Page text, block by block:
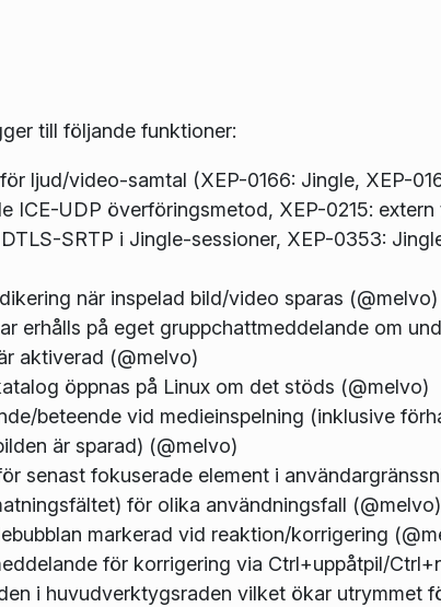
till följande funktioner:
ljud/video-samtal (XEP-0166: Jingle, XEP-
ICE-UDP överföringsmetod, XEP-0215:
SRTP i Jingle-sessioner, XEP-0353:
när inspelad bild/video sparas (@melvo)
erhålls på eget gruppchattmeddelande om
aktiverad (@melvo)
öppnas på Linux om det stöds (@melvo)
beteende vid medieinspelning (inklusive
är sparad) (@melvo)
senast fokuserade element i
för olika användningsfall (@melvo)
markerad vid reaktion/korrigering
för korrigering via Ctrl+uppåtpil/
i huvudverktygsraden vilket ökar utrymmet